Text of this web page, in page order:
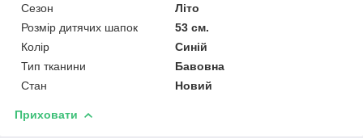
Сезон
Літо
Розмір дитячих шапок
53 см.
Колір
Синій
Тип тканини
Бавовна
Стан
Новий
Приховати